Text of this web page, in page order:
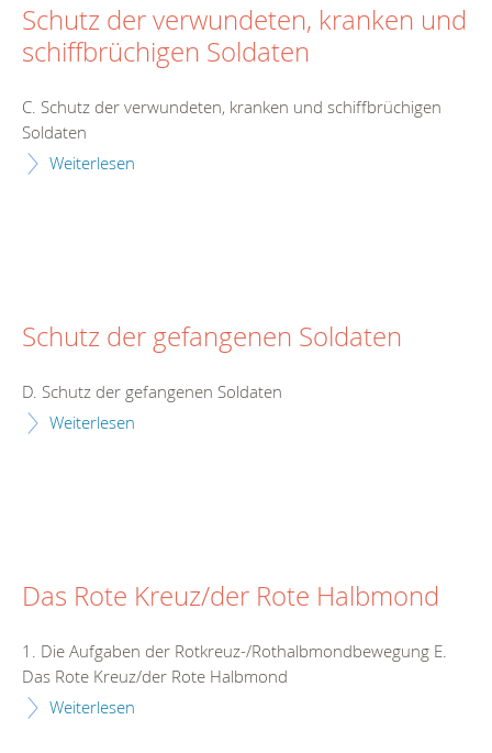
Schutz der verwundeten, kranken und
schiffbrüchigen Soldaten
C. Schutz der verwundeten, kranken und schiffbrüchigen
Soldaten
Weiterlesen
Schutz der gefangenen Soldaten
D. Schutz der gefangenen Soldaten
Weiterlesen
Das Rote Kreuz/der Rote Halbmond
1. Die Aufgaben der Rotkreuz-/Rothalbmondbewegung E.
Das Rote Kreuz/der Rote Halbmond
Weiterlesen